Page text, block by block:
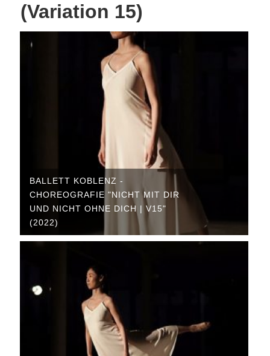
(Variation 15)
BALLETT KOBLENZ -
CHOREOGRAFIE "NICHT MIT DIR
UND NICHT OHNE DICH | V15"
(2022)